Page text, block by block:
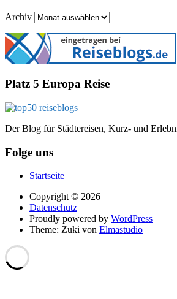
Archiv
Platz 5 Europa Reise
Der Blog für Städtereisen, Kurz- und
Folge uns
Startseite
Copyright © 2026
Datenschutz
Proudly powered by WordPress
Theme: Zuki von Elmastudio